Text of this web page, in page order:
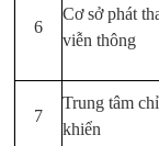
6
Cơ sở phát
viễn thông
7
Trung tâm
khiển